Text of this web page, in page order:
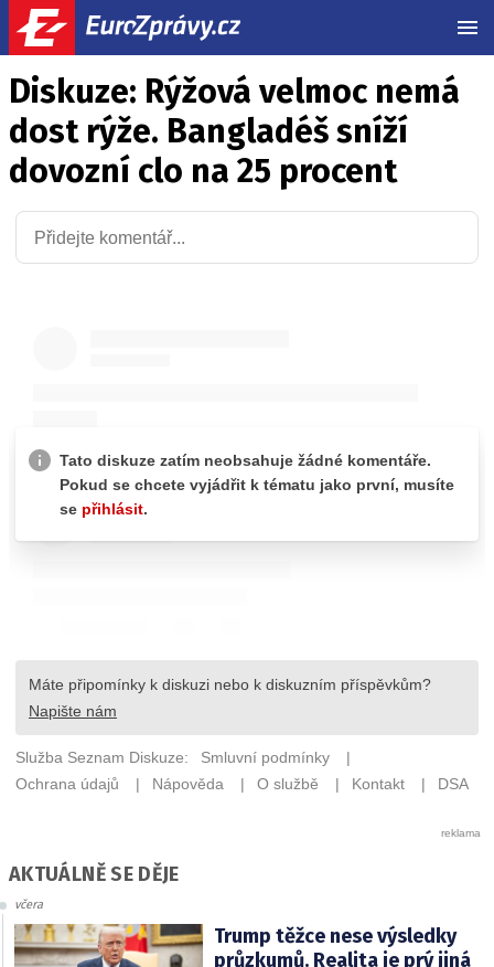
Diskuze: Rýžová velmoc nemá
dost rýže. Bangladéš sníží
dovozní clo na 25 procent
AKTUÁLNĚ SE DĚJE
včera
Trump těžce nese výsledky
průzkumů. Realita je prý jiná